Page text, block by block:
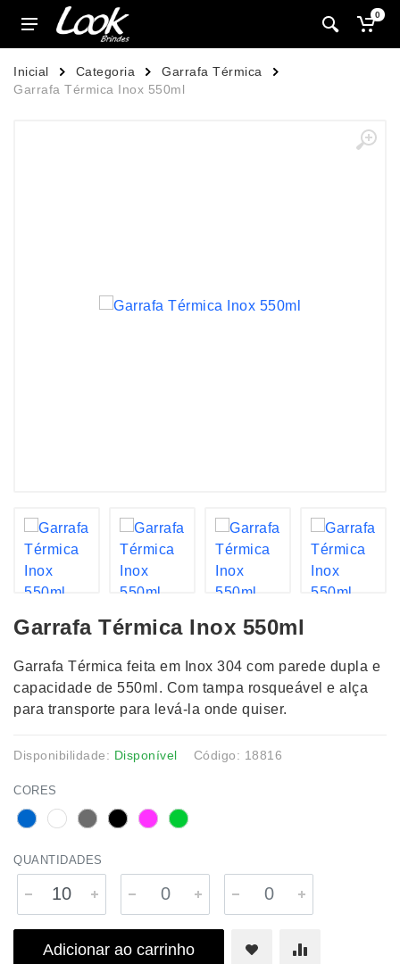
0
Inicial Categoria
Garrafa Térmica
Garrafa Térmica Inox 550ml
Garrafa Térmica Inox 550ml
Garrafa Térmica feita em Inox 304 com parede dupla e
capacidade de 550ml. Com tampa rosqueável e alça
para transporte para levá-la onde quiser.
Disponibilidade: Disponível Código: 18816
CORES
QUANTIDADES
Adicionar ao carrinho